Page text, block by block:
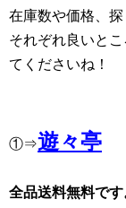
在庫数や価格、探
それぞれ良いと
てくださいね！
①⇒遊々亭
全品送料無料で